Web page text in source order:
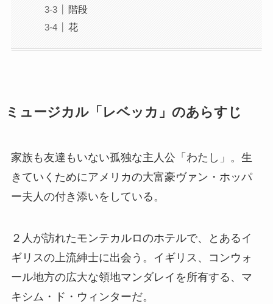
階段
花
ミュージカル「レベッカ」のあらすじ
家族も友達もいない孤独な主人公「わたし」。生
きていくためにアメリカの大富豪ヴァン・ホッパ
ー夫人の付き添いをしている。
２人が訪れたモンテカルロのホテルで、とあるイ
ギリスの上流紳士に出会う。イギリス、コンウォ
ール地方の広大な領地マンダレイを所有する、マ
キシム・ド・ウィンターだ。